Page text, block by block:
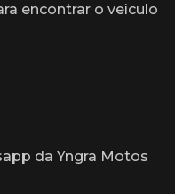
encontrar o veículo
da Yngra Motos